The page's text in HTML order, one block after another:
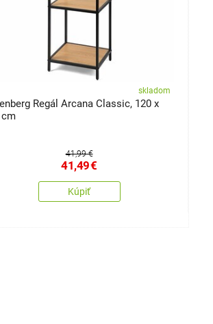
skladom
Regál Arcana Classic, 120 x
41,99 €
41,49€
Kúpiť